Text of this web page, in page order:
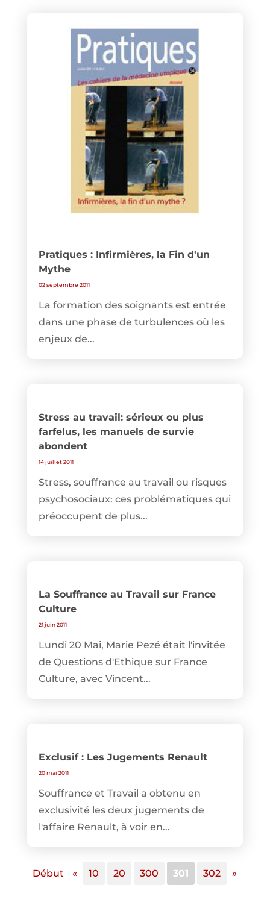
Pratiques : Infirmières, la Fin d'un
Mythe
02 septembre 2011
La formation des soignants est entrée
dans une phase de turbulences où les
enjeux de...
Stress au travail: sérieux ou plus
farfelus, les manuels de survie
abondent
14 juillet 2011
Stress, souffrance au travail ou risques
psychosociaux: ces problématiques qui
préoccupent de plus...
La Souffrance au Travail sur France
Culture
21 juin 2011
Lundi 20 Mai, Marie Pezé était l'invitée
de Questions d'Ethique sur France
Culture, avec Vincent...
Exclusif : Les Jugements Renault
20 mai 2011
Souffrance et Travail a obtenu en
exclusivité les deux jugements de
l'affaire Renault, à voir en...
Début « 10 20 300 301 302 »